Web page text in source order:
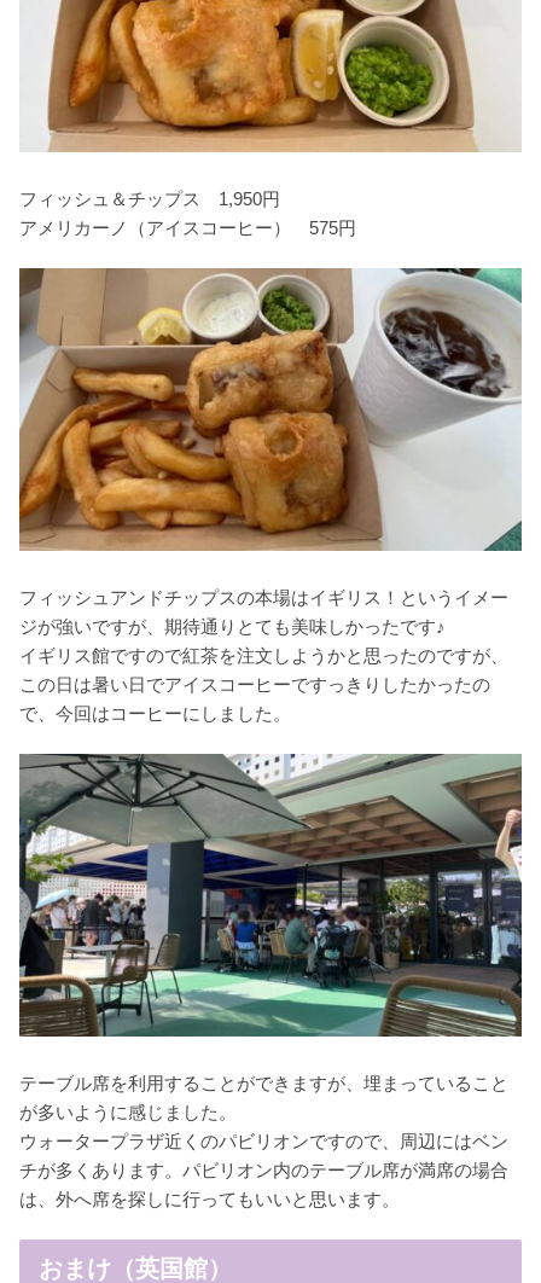
フィッシュ＆チップス 1,950円
アメリカーノ（アイスコーヒー） 575円
フィッシュアンドチップスの本場はイギリス！というイメー
ジが強いですが、期待通りとても美味しかったです♪
イギリス館ですので紅茶を注文しようかと思ったのですが、
この日は暑い日でアイスコーヒーですっきりしたかったの
で、今回はコーヒーにしました。
テーブル席を利用することができますが、埋まっていること
が多いように感じました。
ウォータープラザ近くのパビリオンですので、周辺にはベン
チが多くあります。パビリオン内のテーブル席が満席の場合
は、外へ席を探しに行ってもいいと思います。
おまけ（英国館）